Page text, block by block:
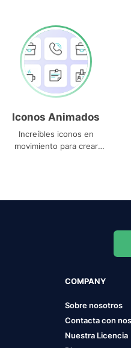
Iconos Animados
Increíbles iconos en
movimiento para crear
COMPANY
Sobre nosotros
Contacta con
Nuestra Licencia